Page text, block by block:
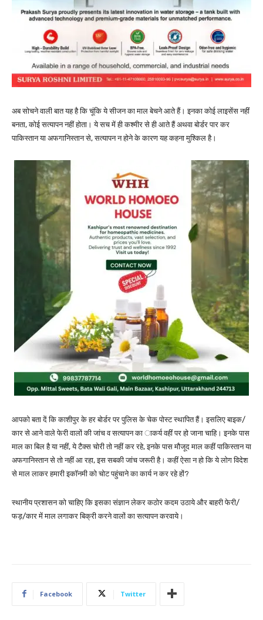
अब सोचने वाली बात यह है कि चूंकि ये सीजन का माल बेचने आते हैं। इनका कोई लाइसेंस नहीं
बनता, कोई सत्यापन नहीं होता। ये सच में ही कश्मीर से ही आते हैं अथवा बोर्डर पार कर
पाकिस्तान या अफगानिस्तान से, सत्यापन न होने के कारण यह कहना मुश्किल है।
आपको बता दें कि काशीपुर के हर बोर्डर पर पुलिस के चेक पोस्ट स्थापित हैं। इसलिए बाइक/
कार से आने वाले फेरी वालों की जांच व सत्यापन का ाकर्य वहीं पर हो जाना चाहि। इनके पास
माल का बिल है या नहीं, ये टैक्स चोरी तो नहीं कर रहे, इनके पास मौजूद माल कहीं पाकिस्तान या
अफगानिस्तान से तो नहीं आ रहा, इस सबकी जांच जरूरी है। कहीं ऐसा न हो कि ये लोग विदेश
से माल लाकर हमारी इकॉनमी को चोट पहुंचाने का कार्य न कर रहे हों?
स्थानीय प्रशासन को चाहिए कि इसका संज्ञान लेकर कठोर कदम उठाये और बाहरी फेरी/
फड़/कार में माल लगाकर बिक्री करने वालों का सत्यापन करवाये।
Facebook Twitter